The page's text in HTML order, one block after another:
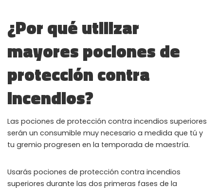
¿Por qué utilizar
mayores pociones de
protección contra
incendios?
Las pociones de protección contra incendios superiores
serán un consumible muy necesario a medida que tú y
tu gremio progresen en la temporada de maestría.
Usarás pociones de protección contra incendios
superiores durante las dos primeras fases de la